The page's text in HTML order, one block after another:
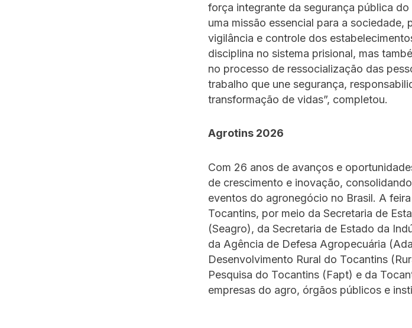
força integrante da segurança pública
uma missão essencial para a sociedade,
vigilância e controle dos
disciplina no sistema prisional, mas
no processo de ressocialização das
trabalho que une segurança,
transformação de vidas”, completou.
Agrotins 2026
Com 26 anos de avanços e
de crescimento e inovação,
eventos do agronegócio no Brasil. A
Tocantins, por meio da Secretaria de
(Seagro), da Secretaria de Estado da
da Agência de Defesa Agropecuária
Desenvolvimento Rural do Tocantins
Pesquisa do Tocantins (Fapt) e da
empresas do agro, órgãos públicos e